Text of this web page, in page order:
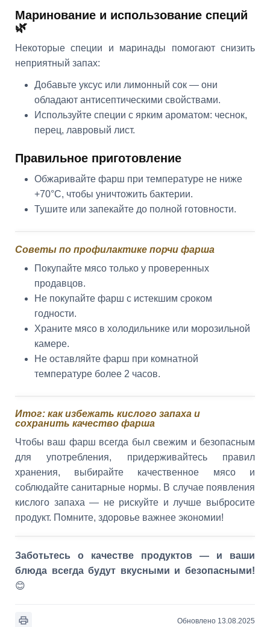
Маринование и использование специй
🌿
Некоторые специи и маринады помогают снизить
неприятный запах:
Добавьте уксус или лимонный сок — они
обладают антисептическими свойствами.
Используйте специи с ярким ароматом: чеснок,
перец, лавровый лист.
Правильное приготовление
Обжаривайте фарш при температуре не ниже
+70°C, чтобы уничтожить бактерии.
Тушите или запекайте до полной готовности.
Советы по профилактике порчи фарша
Покупайте мясо только у проверенных
продавцов.
Не покупайте фарш с истекшим сроком
годности.
Храните мясо в холодильнике или морозильной
камере.
Не оставляйте фарш при комнатной
температуре более 2 часов.
Итог: как избежать кислого запаха и
сохранить качество фарша
Чтобы ваш фарш всегда был свежим и безопасным
для употребления, придерживайтесь правил
хранения, выбирайте качественное мясо и
соблюдайте санитарные нормы. В случае появления
кислого запаха — не рискуйте и лучше выбросите
продукт. Помните, здоровье важнее экономии!
Заботьтесь о качестве продуктов — и ваши
блюда всегда будут вкусными и безопасными!
😊
Обновлено 13.08.2025